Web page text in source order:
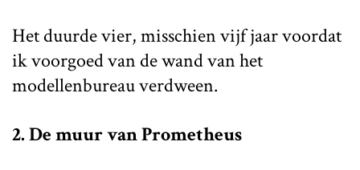
Het duurde vier, misschien vijf jaar voordat
ik voorgoed van de wand van het
modellenbureau verdween.
2. De muur van Prometheus